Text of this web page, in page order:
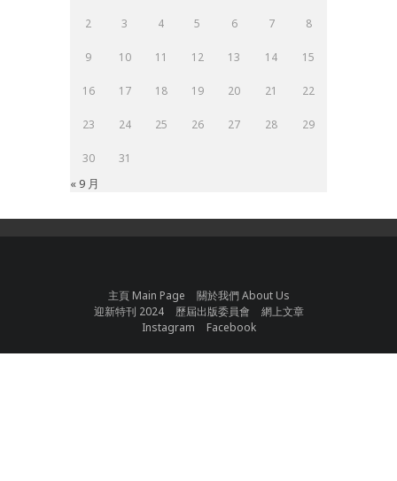
2 3 4 5 6 7 8
9 10 11 12 13 14 15
16 17 18 19 20 21 22
23 24 25 26 27 28 29
30 31
« 9 月
主頁 Main Page
關於我們 About Us
迎新特刊 2024
歷屆出版委員會
網上文章
Instagram
Facebook